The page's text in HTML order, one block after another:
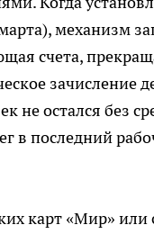
механизм
счета,
зачисление
не остался без
в последний
карт «Мир»